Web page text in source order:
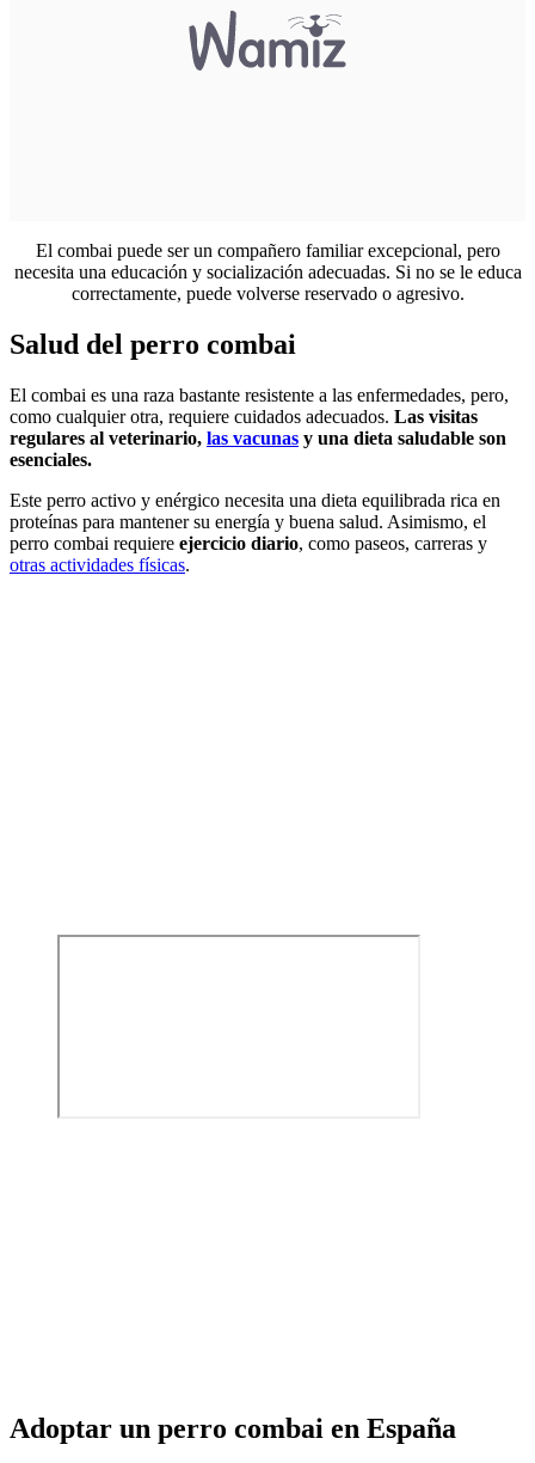
El combai puede ser un compañero familiar excepcional, pero
necesita una educación y socialización adecuadas. Si no se le educa
correctamente, puede volverse reservado o agresivo.
Salud del perro combai
El combai es una raza bastante resistente a las enfermedades, pero,
como cualquier otra, requiere cuidados adecuados. Las visitas
regulares al veterinario, las vacunas y una dieta saludable son
esenciales.
Este perro activo y enérgico necesita una dieta equilibrada rica en
proteínas para mantener su energía y buena salud. Asimismo, el
perro combai requiere ejercicio diario, como paseos, carreras y
otras actividades físicas.
Adoptar un perro combai en España